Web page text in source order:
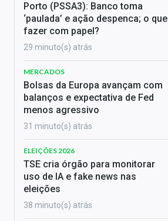
Porto (PSSA3): Banco toma
‘paulada’ e ação despenca; o que
fazer com papel?
29 minuto(s) atrás
MERCADOS
Bolsas da Europa avançam com
balanços e expectativa de Fed
menos agressivo
31 minuto(s) atrás
ELEIÇÕES 2026
TSE cria órgão para monitorar
uso de IA e fake news nas
eleições
38 minuto(s) atrás